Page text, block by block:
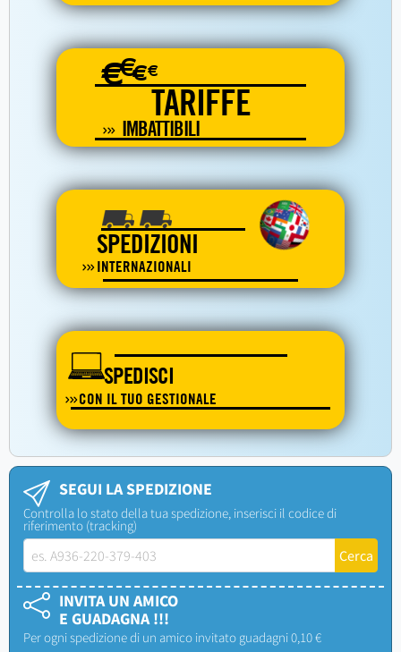
€€€€
TARIFFE
IMBATTIBILI
SPEDIZIONI
INTERNAZIONALI
SPEDISCI
CON IL TUO GESTIONALE
SEGUI LA SPEDIZIONE
Controlla lo stato della tua spedizione, inserisci il codice di
riferimento (tracking)
INVITA UN AMICO
E GUADAGNA !!!
Per ogni spedizione di un amico invitato guadagni 0,10 €